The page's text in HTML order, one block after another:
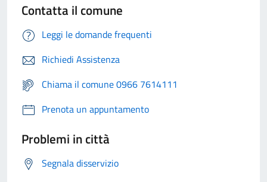
Contatta il comune
Leggi le domande frequenti
Richiedi Assistenza
Chiama il comune 0966 7614111
Prenota un appuntamento
Problemi in città
Segnala disservizio